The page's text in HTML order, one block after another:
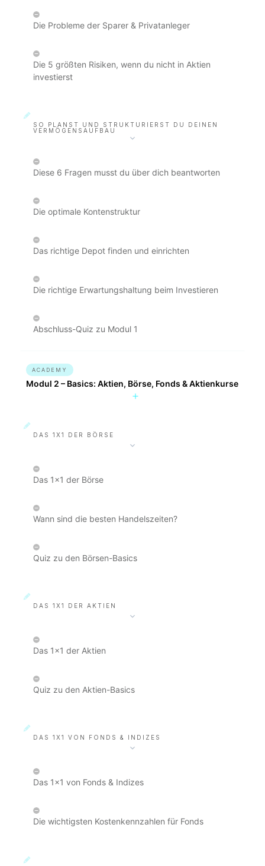
Die Probleme der Sparer & Privatanleger
Die 5 größten Risiken, wenn du nicht in Aktien
investierst
SO PLANST UND STRUKTURIERST DU DEINEN
VERMÖGENSAUFBAU
Diese 6 Fragen musst du über dich beantworten
Die optimale Kontenstruktur
Das richtige Depot finden und einrichten
Die richtige Erwartungshaltung beim Investieren
Abschluss-Quiz zu Modul 1
ACADEMY
Modul 2 – Basics: Aktien, Börse, Fonds & Aktienkurse
DAS 1X1 DER BÖRSE
Das 1x1 der Börse
Wann sind die besten Handelszeiten?
Quiz zu den Börsen-Basics
DAS 1X1 DER AKTIEN
Das 1x1 der Aktien
Quiz zu den Aktien-Basics
DAS 1X1 VON FONDS & INDIZES
Das 1x1 von Fonds & Indizes
Die wichtigsten Kostenkennzahlen für Fonds